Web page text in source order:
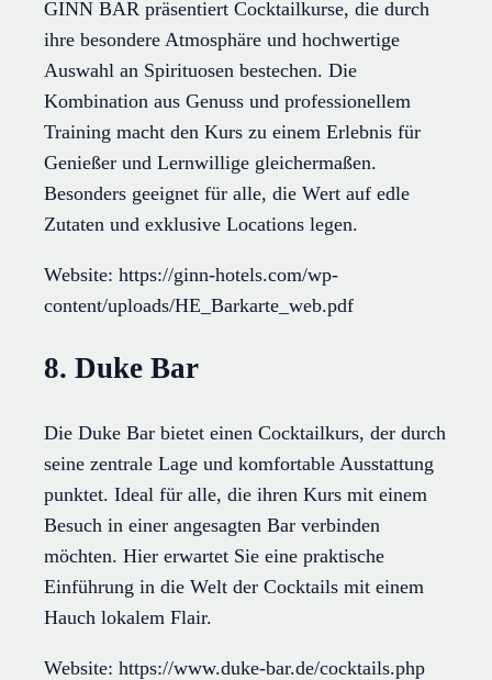
GINN BAR präsentiert Cocktailkurse, die durch
ihre besondere Atmosphäre und hochwertige
Auswahl an Spirituosen bestechen. Die
Kombination aus Genuss und professionellem
Training macht den Kurs zu einem Erlebnis für
Genießer und Lernwillige gleichermaßen.
Besonders geeignet für alle, die Wert auf edle
Zutaten und exklusive Locations legen.
Website: https://ginn-hotels.com/wp-
content/uploads/HE_Barkarte_web.pdf
8. Duke Bar
Die Duke Bar bietet einen Cocktailkurs, der durch
seine zentrale Lage und komfortable Ausstattung
punktet. Ideal für alle, die ihren Kurs mit einem
Besuch in einer angesagten Bar verbinden
möchten. Hier erwartet Sie eine praktische
Einführung in die Welt der Cocktails mit einem
Hauch lokalem Flair.
Website: https://www.duke-bar.de/cocktails.php